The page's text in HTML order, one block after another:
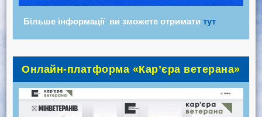
Більше інформації ви зможете отримати тут
Онлайн-платформа «Кар’єра ветерана»